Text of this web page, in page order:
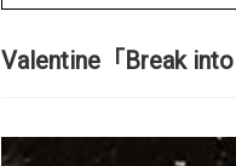
Valentine「Break